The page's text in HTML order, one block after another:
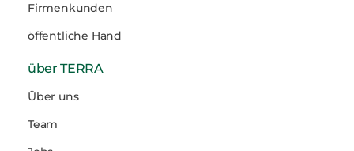
Firmenkunden
öffentliche Hand
über TERRA
Über uns
Team